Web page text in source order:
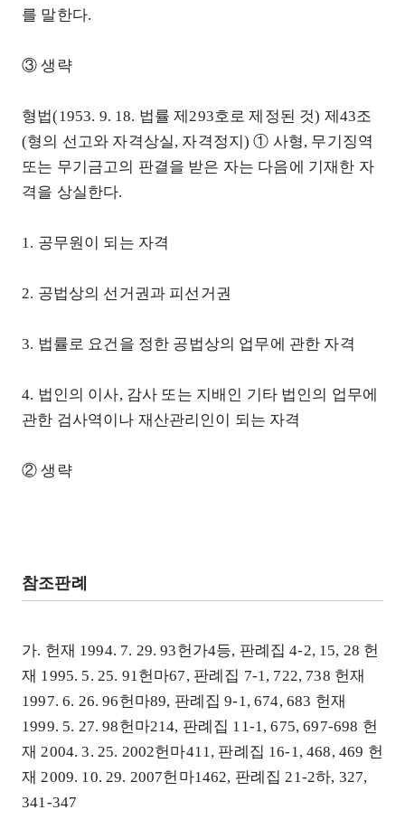
를 말한다.
③ 생략
형법(1953. 9. 18. 법률 제293호로 제정된 것) 제43조
(형의 선고와 자격상실, 자격정지) ① 사형, 무기징역
또는 무기금고의 판결을 받은 자는 다음에 기재한 자
격을 상실한다.
1. 공무원이 되는 자격
2. 공법상의 선거권과 피선거권
3. 법률로 요건을 정한 공법상의 업무에 관한 자격
4. 법인의 이사, 감사 또는 지배인 기타 법인의 업무에
관한 검사역이나 재산관리인이 되는 자격
② 생략
참조판례
가. 헌재 1994. 7. 29. 93헌가4등, 판례집 4-2, 15, 28 헌
재 1995. 5. 25. 91헌마67, 판례집 7-1, 722, 738 헌재
1997. 6. 26. 96헌마89, 판례집 9-1, 674, 683 헌재
1999. 5. 27. 98헌마214, 판례집 11-1, 675, 697-698 헌
재 2004. 3. 25. 2002헌마411, 판례집 16-1, 468, 469 헌
재 2009. 10. 29. 2007헌마1462, 판례집 21-2하, 327,
341-347